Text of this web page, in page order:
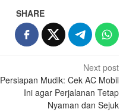
SHARE
Next post
Persiapan Mudik: Cek AC Mobil
Ini agar Perjalanan Tetap
Nyaman dan Sejuk